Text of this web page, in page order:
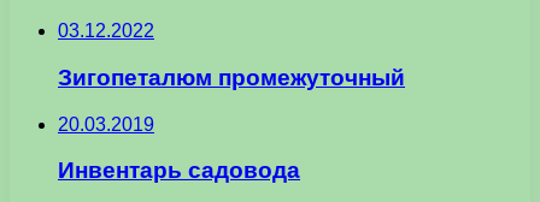
03.12.2022
Зигопеталюм промежуточный
20.03.2019
Инвентарь садовода